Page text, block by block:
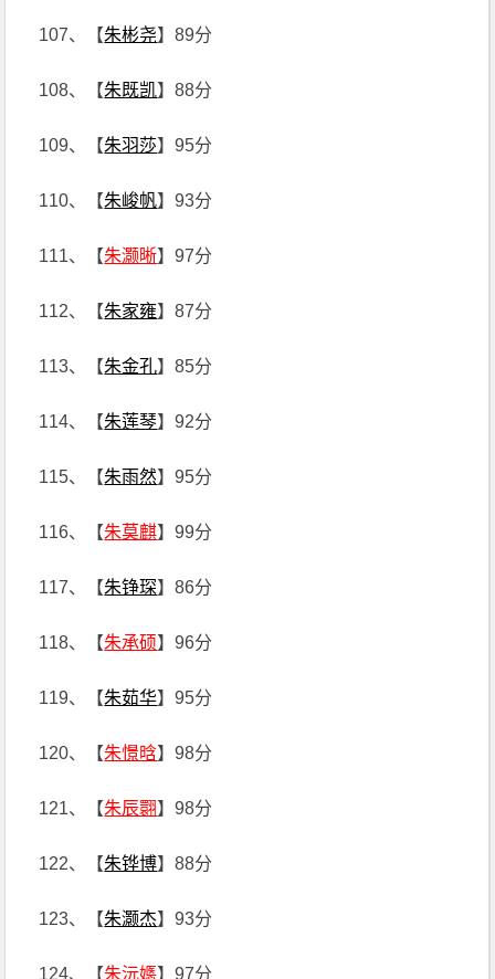
107、【朱彬尧】89分
108、【朱既凯】88分
109、【朱羽莎】95分
110、【朱峻帆】93分
111、【朱灏晰】97分
112、【朱家雍】87分
113、【朱金孔】85分
114、【朱莲琴】92分
115、【朱雨然】95分
116、【朱莫麒】99分
117、【朱铮琛】86分
118、【朱承硕】96分
119、【朱茹华】95分
120、【朱憬晗】98分
121、【朱辰翾】98分
122、【朱铧博】88分
123、【朱灏杰】93分
124、【朱沅嫕】97分